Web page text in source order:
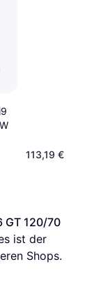
113,19 €
GT 120/70
ist der
Shops.